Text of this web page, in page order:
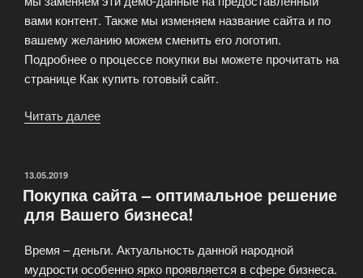
вами контент. Также мы изменяем название сайта и по
вашему желанию можем сменить его логотип.
Подробнее о процессе покупки вы можете прочитать на
странице Как купить готовый сайт.
Читать далее
ОПУБЛИКОВАНО
13.05.2019
Покупка сайта – оптимальное решение
для Вашего бизнеса!
Время – деньги. Актуальность данной народной
мудрости особенно ярко проявляется в сфере бизнеса.